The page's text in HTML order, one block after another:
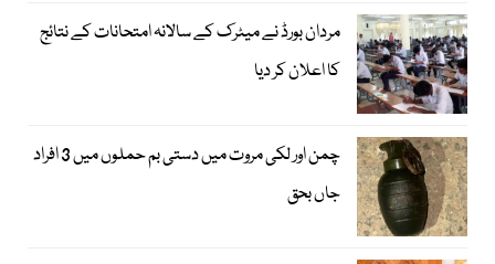
مردان بورڈ نے میٹرک کے سالانہ امتحانات کے نتائج
کا اعلان کر دیا
چمن اور لکی مروت میں دستی بم حملوں میں 3 افراد
جاں بحق